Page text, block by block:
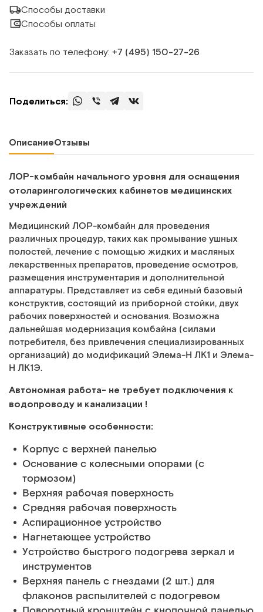
Способы доставки
Способы оплаты
Заказать по телефону: +7 (495) 150‑27‑26
Поделиться:
ОписаниеОтзывы
ЛОР-комбайн начального уровня для оснащения
отоларингологических кабинетов медицинских
учреждений
Медицинский ЛОР-комбайн для проведения
различных процедур, таких как промывание ушных
полостей, лечение с помощью жидких и масляных
лекарственных препаратов, проведение осмотров,
размещения инструментария и дополнительной
аппаратуры. Представляет из себя единый базовый
конструктив, состоящий из приборной стойки, двух
рабочих поверхностей и основания. Возможна
дальнейшая модернизация комбайна (силами
потребителя, без привлечения специализированных
организаций) до модификаций Элема-Н ЛК1 и Элема-
Н ЛК1Э.
Автономная работа- не требует подключения к
водопроводу и канализации !
Конструктивные особенности:
Корпус с верхней панелью
Основание с колесными опорами (с
тормозом)
Верхняя рабочая поверхность
Средняя рабочая поверхность
Аспирационное устройство
Нагнетающее устройство
Устройство быстрого подогрева зеркал и
инструментов
Верхняя панель с гнездами (2 шт.) для
флаконов распылителей с подогревом